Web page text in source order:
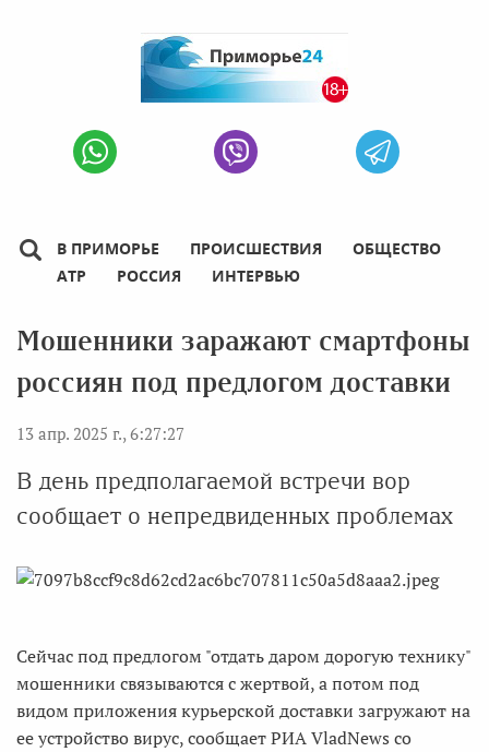
В ПРИМОРЬЕ ПРОИСШЕСТВИЯ
ОБЩЕСТВО
АТР
РОССИЯ ИНТЕРВЬЮ
Мошенники заражают смартфоны
россиян под предлогом доставки
13 апр. 2025 г., 6:27:27
В день предполагаемой встречи вор
сообщает о непредвиденных проблемах
Сейчас под предлогом "отдать даром дорогую технику"
мошенники связываются с жертвой, а потом под
видом приложения курьерской доставки загружают на
ее устройство вирус, сообщает РИА VladNews со